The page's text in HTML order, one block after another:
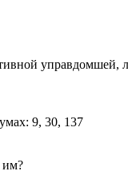
управдомшей,
им?